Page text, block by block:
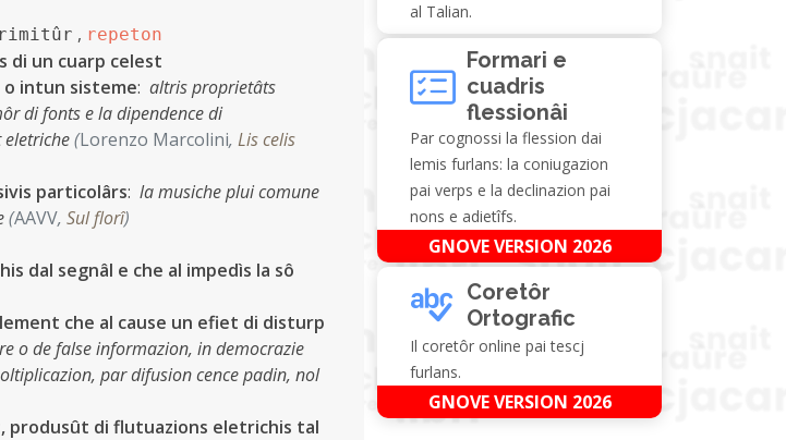
rimitûr , repeton
di un cuarp celest
intun sisteme: altris proprietâts
di fonts e la dipendence di
(Lorenzo Marcolini, Lis celis
particolârs: la musiche plui comune
(AAVV, Sul florî)
dal segnâl e che al impedìs la sô
che al cause un efiet di disturp
o de false informazion, in democrazie
par difusion cence padin, nol
produsût di flutuazions eletrichis tal
al Talian.
Formari e
cuadris
flessionâi
Par cognossi la flession dai
lemis furlans: la coniugazion
pai verps e la declinazion pai
nons e adietîfs.
GNOVE VERSION 2026
Coretôr
Ortografic
Il coretôr online pai tescj
furlans.
GNOVE VERSION 2026